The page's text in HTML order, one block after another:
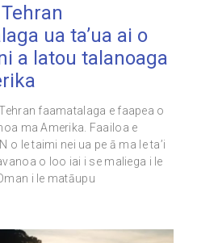
ua ta’ua ai o
a latou talanoaga
faamatalaga e faapea o
ma Amerika. Faailoa e
o le taimi nei ua pe ā ma le ta’i
o loo iai i se maliega i le
i le matāupu